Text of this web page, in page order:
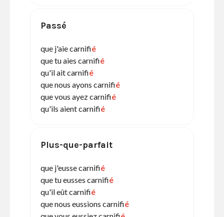
Passé
que j'aie carnifié
que tu aies carnifié
qu'il ait carnifié
que nous ayons carnifié
que vous ayez carnifié
qu'ils aient carnifié
Plus-que-parfait
que j'eusse carnifié
que tu eusses carnifié
qu'il eût carnifié
que nous eussions carnifié